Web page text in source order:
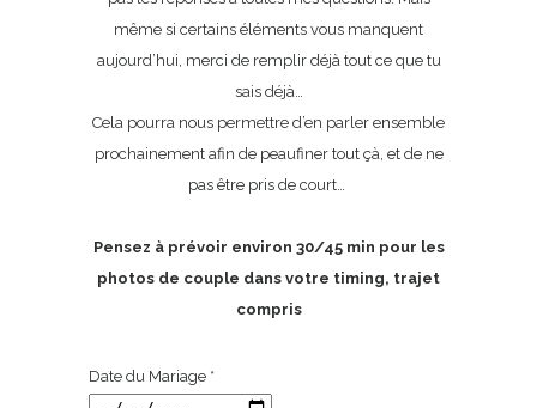
même si certains éléments vous manquent
aujourd’hui, merci de remplir déjà tout ce que tu
sais déjà…
Cela pourra nous permettre d’en parler ensemble
prochainement afin de peaufiner tout çà, et de ne
pas être pris de court…
Pensez à prévoir environ 30/45 min pour les
photos de couple dans votre timing, trajet
compris
Date du Mariage *